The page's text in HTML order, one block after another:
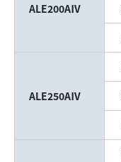
ALE200AⅣ
ALE250AⅣ